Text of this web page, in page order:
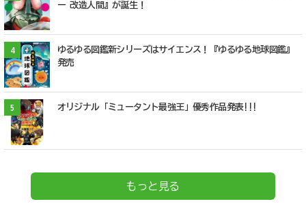
ー 改造人間』が誕生！
4
ゆるゆる図鑑新シリーズはサイエンス！『ゆるゆる地球図鑑』
発売
5 オリジナル「ミュータント最強王」優秀作品発表!!!
もっと見る